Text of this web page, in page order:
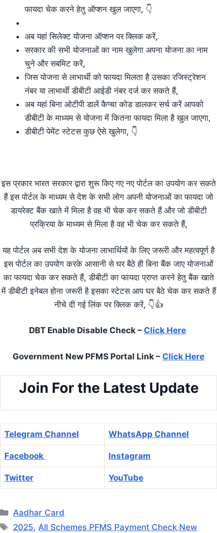
फायदा चेक करने हेतु ऑप्शन खुल जाएगा, 👇
अब यहां सिलेक्ट योजना ऑप्शन पर क्लिक करें,
सरकार की सभी योजनाओं का नाम खुलेगा अपना योजना का नाम
चुने और सबमिट करें,
जिस योजना से लाभार्थी को फायदा मिलता है उसका रजिस्ट्रेशन
नंबर या लाभार्थी डीबीटी आईडी नंबर दर्ज कर सकते हैं,
अब यहां बिना ओटीपी डालें कैप्चा कोड डालकर सर्च करें आपको
डीबीटी के माध्यम से योजना में कितना फायदा मिला है खुल जाएगा,
डीबीटी पेमेंट स्टेटस कुछ ऐसे खुलेगा, 👇
इस प्रकार भारत सरकार द्वारा शुरू किए गए नए पोर्टल का उपयोग कर सकते
हैं इस पोर्टल के माध्यम से देश के सभी लोग अपनी योजनाओं का फायदा जो
डायरेक्ट बैंक खाते में मिला है वह भी चेक कर सकते हैं और जो डीबीटी
प्रक्रिया के माध्यम से मिला है वह भी चेक कर सकते हैं,
यह पोर्टल अब सभी देश के योजना लाभार्थियों के लिए जरूरी और महत्वपूर्ण है
इस पोर्टल का उपयोग करके आसानी से घर बैठे ही बिना बैंक जाए योजनाओं
का फायदा चेक कर सकते हैं, डीबीटी का फायदा प्राप्त करने हेतु बैंक खाते
में डीबीटी इनेबल होना जरूरी है इसका स्टेटस आप घर बैठे चेक कर सकते हैं
नीचे दी गई लिंक पर क्लिक करें, 👇👍
DBT Enable Disable Check – Click Here
Government New PFMS Portal Link – Click Here
Join For the Latest Update
Telegram Channel WhatsApp Channel
Facebook Instagram
Twitter YouTube
Categories
Aadhar Card
Tags
2025, All Schemes PFMS Payment Check New